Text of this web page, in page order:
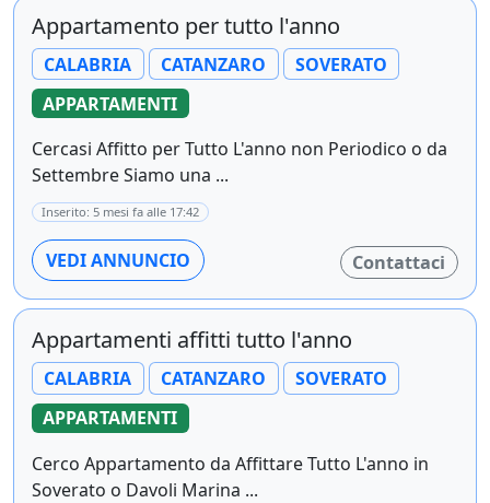
Appartamento per tutto l'anno
CALABRIA CATANZARO
SOVERATO
APPARTAMENTI
Cercasi Affitto per Tutto L'anno non Periodico o da
Settembre Siamo una ...
Inserito: 5 mesi fa alle 17:42
VEDI ANNUNCIO Contattaci
Appartamenti affitti tutto l'anno
CALABRIA CATANZARO
SOVERATO
APPARTAMENTI
Cerco Appartamento da Affittare Tutto L'anno in
Soverato o Davoli Marina ...